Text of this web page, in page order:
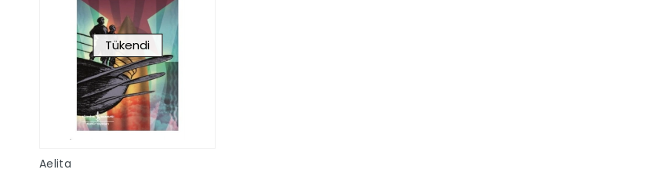
Tükendi
Aelita